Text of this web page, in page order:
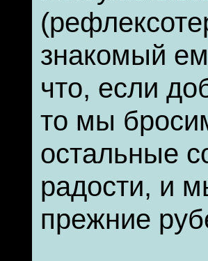
знакомый
что, если
то мы
остальные
радости, и
прежние